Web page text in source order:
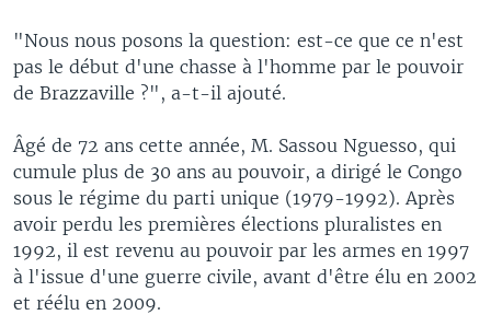
"Nous nous posons la question: est-ce que ce n'est
pas le début d'une chasse à l'homme par le pouvoir
de Brazzaville ?", a-t-il ajouté.
Âgé de 72 ans cette année, M. Sassou Nguesso, qui
cumule plus de 30 ans au pouvoir, a dirigé le Congo
sous le régime du parti unique (1979-1992). Après
avoir perdu les premières élections pluralistes en
1992, il est revenu au pouvoir par les armes en 1997
à l'issue d'une guerre civile, avant d'être élu en 2002
et réélu en 2009.